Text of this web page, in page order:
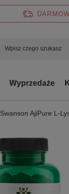
Wyprzedaże
Swanson AjiPure L-